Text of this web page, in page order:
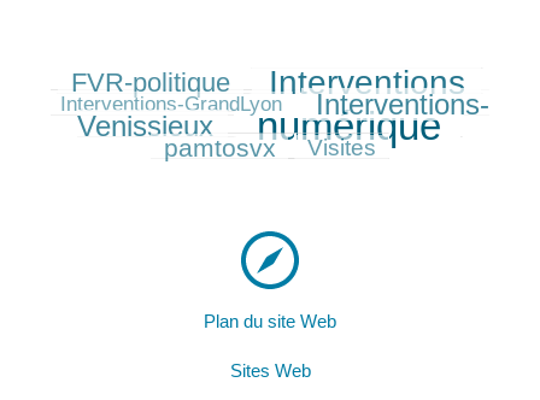
222/486FVR-politique
357/486 Interventions
80/486
Interventions-GrandLyon
297/486 Interventions-
Venissieux
486/486 numérique
184/486
pamtosvx Visites
Plan du site Web
Sites Web